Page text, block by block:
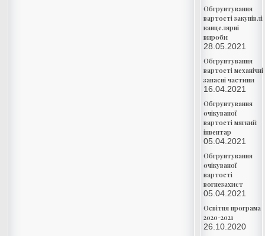
Обгрунтування
вартості закупівлі
канцелярні
вироби
28.05.2021
Обгрунтування
вартості механічні
запасні частини
16.04.2021
Обгрунтування
очікуваної
вартості мягкий
інвентар
05.04.2021
Обгрунтування
очікуваної
вартості
вогнезахист
05.04.2021
Освітня програма
2020-2021
26.10.2020